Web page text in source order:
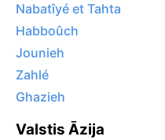
Nabatîyé et Tahta
Habboûch
Jounieh
Zahlé
Ghazieh
Valstis Āzija